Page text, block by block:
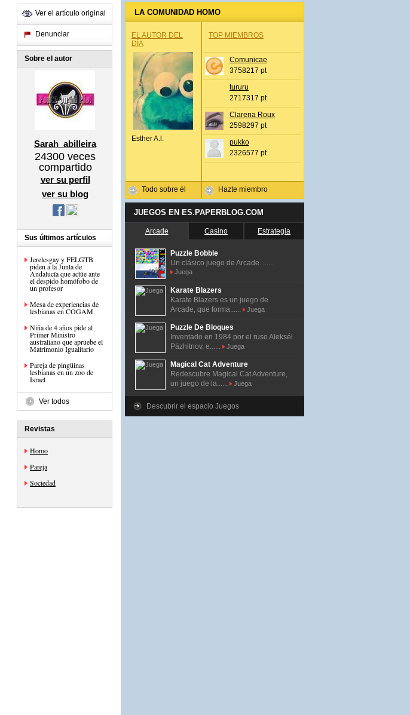
Ver el artículo original
Denunciar
Sobre el autor
Sarah_abilleira
24300 veces
compartido
ver su perfil
ver su blog
Sus últimos artículos
Jerelesgay y FELGTB
piden a la Junta de
Andalucía que actúe ante
el despido homófobo de
un profesor
Mesa de experiencias de
lesbianas en COGAM
Niña de 4 años pide al
Primer Ministro
australiano que apruebe el
Matrimonio Igualitario
Pareja de pingüinas
lesbianas en un zoo de
Israel
Ver todos
Revistas
Homo
Pareja
Sociedad
LA COMUNIDAD HOMO
EL AUTOR DEL
DÍA
Esther A.l.
Todo sobre él
TOP MIEMBROS
Comunicae
3758217 pt
tururu
2717317 pt
Clarena Roux
2598297 pt
pukko
2326577 pt
Hazte miembro
JUEGOS EN ES.PAPERBLOG.COM
Arcade Casino Estrategia
Puzzle Bobble
Un clásico juego de Arcade. ......
Juega
Karate Blazers
Karate Blazers es un juego de
Arcade, que forma......
Juega
Puzzle De Bloques
Inventado en 1984 por el ruso Alekséi
Pázhitnov, e......
Juega
Magical Cat Adventure
Redescubre Magical Cat Adventure,
un juego de la......
Juega
Descubrir el espacio Juegos